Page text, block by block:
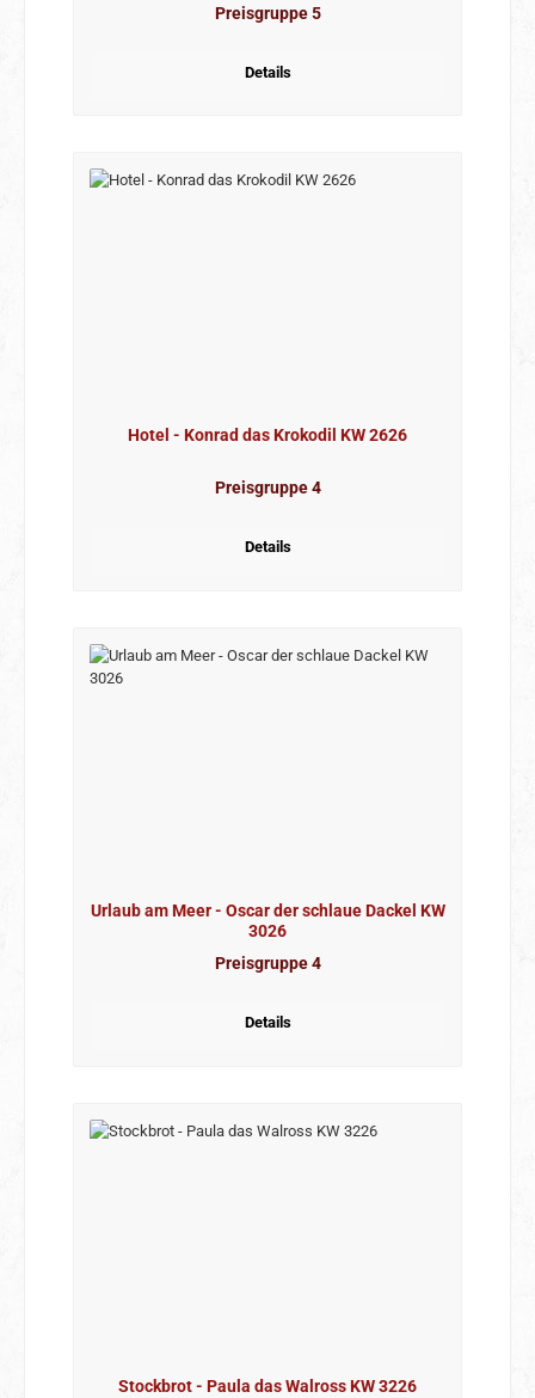
Preisgruppe 5
Details
Hotel - Konrad das Krokodil KW 2626
Preisgruppe 4
Details
Urlaub am Meer - Oscar der schlaue Dackel KW
3026
Preisgruppe 4
Details
Stockbrot - Paula das Walross KW 3226